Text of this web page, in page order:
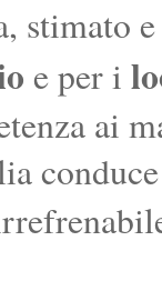
e per i
ai